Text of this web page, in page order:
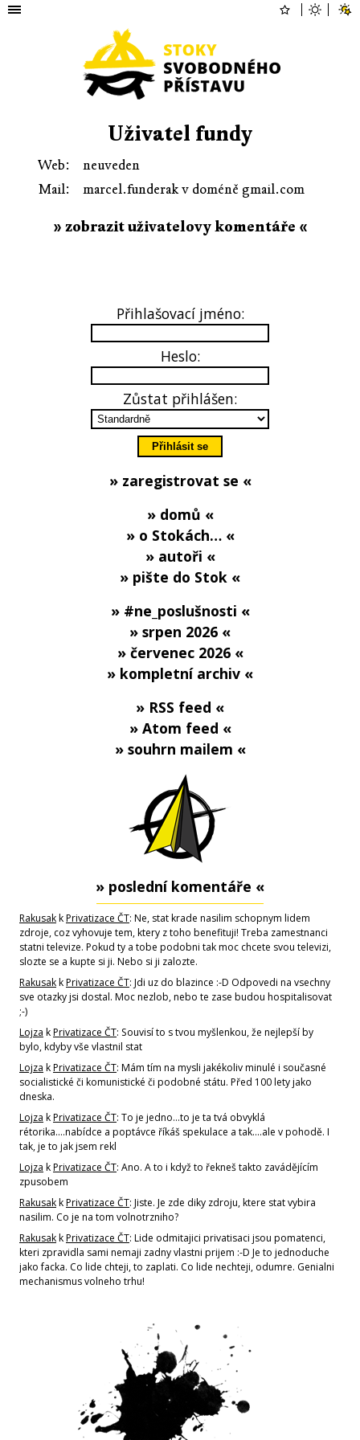
Uživatel fundy
Web:
neuveden
Mail:
marcel.funderak v doméně gmail.com
» zobrazit uživatelovy komentáře «
Přihlašovací jméno:
Heslo:
Zůstat přihlášen:
» zaregistrovat se «
» domů «
» o Stokách… «
» autoři «
» pište do Stok «
» #ne_poslušnosti «
» srpen 2026 «
» červenec 2026 «
» kompletní archiv «
» RSS feed «
» Atom feed «
» souhrn mailem «
» poslední komentáře «
RakusakkPrivatizace ČT: Ne, stat krade nasilim schopnym lidem
zdroje, coz vyhovuje tem, ktery z toho benefituji! Treba zamestnanci
statni televize. Pokud ty a tobe podobni tak moc chcete svou televizi,
slozte se a kupte si ji. Nebo si ji zalozte.
RakusakkPrivatizace ČT: Jdi uz do blazince :-D Odpovedi na vsechny
sve otazky jsi dostal. Moc nezlob, nebo te zase budou hospitalisovat
;-)
Lojza kPrivatizace ČT: Souvisí to s tvou myšlenkou, že nejlepší by
bylo, kdyby vše vlastnil stat
Lojza kPrivatizace ČT: Mám tím na mysli jakékoliv minulé i současné
socialistické či komunistické či podobné státu. Před 100 lety jako
dneska.
Lojza kPrivatizace ČT: To je jedno...to je ta tvá obvyklá
rétorika....nabídce a poptávce říkáš spekulace a tak....ale v pohodě. I
tak, je to jak jsem rekl
Lojza kPrivatizace ČT: Ano. A to i když to řekneš takto zavádějícím
zpusobem
RakusakkPrivatizace ČT: Jiste. Je zde diky zdroju, ktere stat vybira
nasilim. Co je na tom volnotrzniho?
RakusakkPrivatizace ČT: Lide odmitajici privatisaci jsou pomatenci,
kteri zpravidla sami nemaji zadny vlastni prijem :-D Je to jednoduche
jako facka. Co lide chteji, to zaplati. Co lide nechteji, odumre. Genialni
mechanismus volneho trhu!